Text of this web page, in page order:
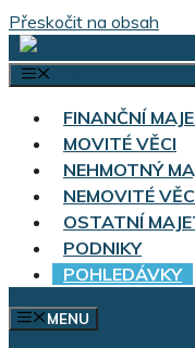
Přeskočit na obsah
FINANČNÍ
MOVITÉ VĚCI
NEHMOTNÝ
NEMOVITÉ
OSTATNÍ
PODNIKY
POHLEDÁVKY
MENU